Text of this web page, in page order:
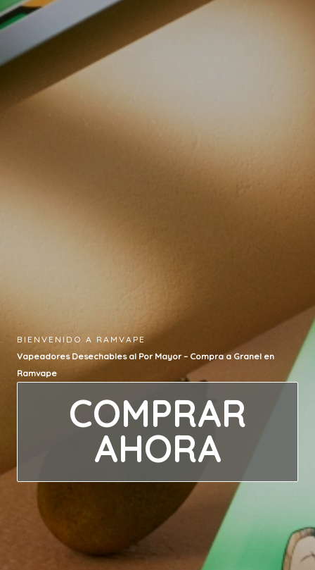
BIENVENIDO A RAMVAPE
Vapeadores Desechables al Por Mayor – Compra a Granel en
Ramvape
COMPRAR
AHORA